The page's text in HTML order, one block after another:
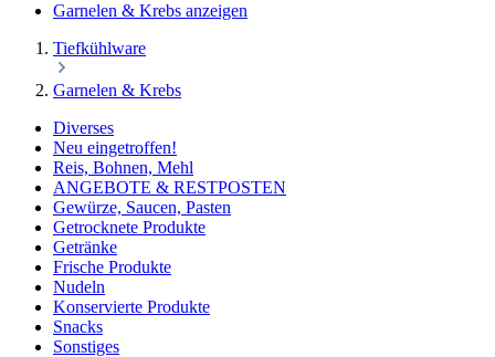
Garnelen & Krebs anzeigen
Tiefkühlware
Garnelen & Krebs
Diverses
Neu eingetroffen!
Reis, Bohnen, Mehl
ANGEBOTE & RESTPOSTEN
Gewürze, Saucen, Pasten
Getrocknete Produkte
Getränke
Frische Produkte
Nudeln
Konservierte Produkte
Snacks
Sonstiges